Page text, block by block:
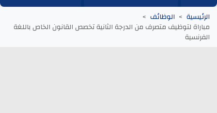
وظائف المؤسسات و المقاولات العمومية
وظائف مصالح الدولة
الرئيسية الوظائف
مباراة لتوظيف متصرف من الدرجة الثانية تخصص القانون الخاص باللغة
الفرنسية